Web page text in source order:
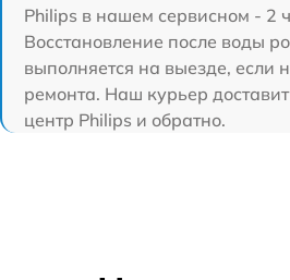
Philips в нашем сервисном - 2
Восстановление после воды
выполняется на выезде, если
ремонта. Наш курьер
центр Philips и обратно.